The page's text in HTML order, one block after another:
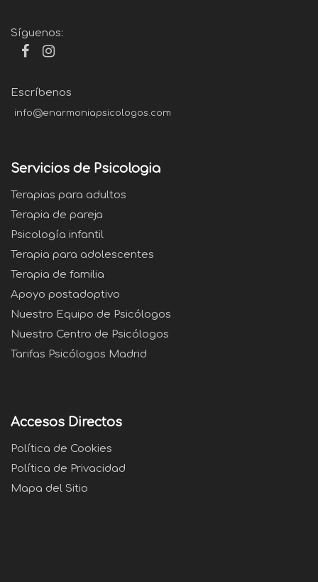
Síguenos:
Escríbenos
info@enarmoniapsicologos.com
Servicios de Psicologia
Terapias para adultos
Terapia de pareja
Psicología infantil
Terapia para adolescentes
Terapia de familia
Apoyo postadoptivo
Nuestro Equipo de Psicólogos
Nuestro Centro de Psicólogos
Tarifas Psicólogos Madrid
Accesos Directos
Política de Cookies
Política de Privacidad
Mapa del Sitio